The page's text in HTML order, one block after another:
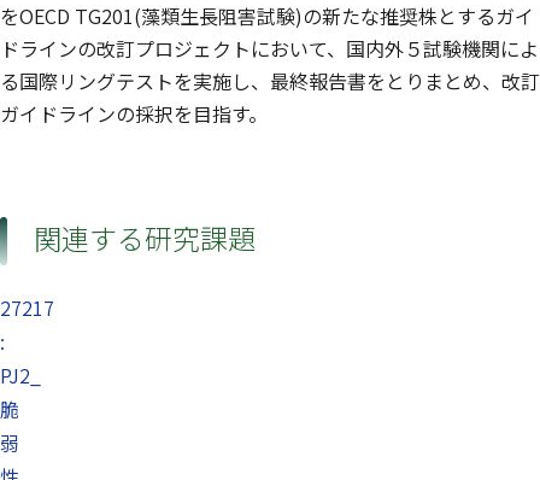
をOECD TG201(藻類生長阻害試験)の新たな推奨株とするガイ
ドラインの改訂プロジェクトにおいて、国内外５試験機関によ
る国際リングテストを実施し、最終報告書をとりまとめ、改訂
ガイドラインの採択を目指す。
関連する研究課題
27217
:
PJ2_
脆
弱